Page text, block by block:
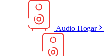
Audio Hogar